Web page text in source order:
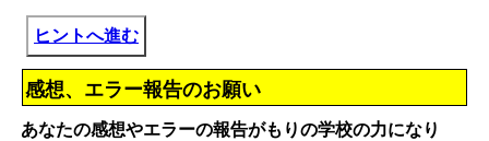
ヒントへ進む
感想、エラー報告のお願い
あなたの感想やエラーの報告がもりの学校の力になり